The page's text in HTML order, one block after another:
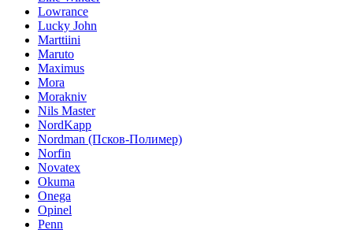
Lowrance
Lucky John
Marttiini
Maruto
Maximus
Mora
Morakniv
Nils Master
NordKapp
Nordman (Псков-Полимер)
Norfin
Novatex
Okuma
Onega
Opinel
Penn